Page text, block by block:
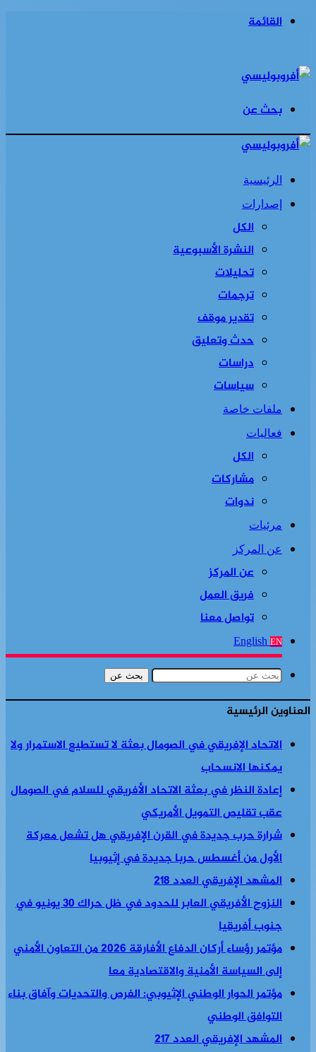
القائمة
بحث عن
الرئيسية
إصدارات
الكل
النشرة الأسبوعية
تحليلات
ترجمات
تقدير موقف
حدث وتعليق
دراسات
سياسات
ملفات خاصة
فعاليات
الكل
مشاركات
ندوات
مرئيات
عن المركز
عن المركز
فريق العمل
تواصل معنا
English EN
بحث عن
العناوين الرئيسية
الاتحاد الإفريقي في الصومال بعثة لا تستطيع الاستمرار ولا
يمكنها الانسحاب
إعادة النظر في بعثة الاتحاد الأفريقي للسلام في الصومال
عقب تقليص التمويل الأمريكي
شرارة حرب جديدة في القرن الإفريقي هل تشعل معركة
الأول من أغسطس حربا جديدة في إثيوبيا
المشهد الإفريقي العدد 218
النزوح الأفريقي العابر للحدود في ظل حراك 30 يونيو في
جنوب أفريقيا
مؤتمر رؤساء أركان الدفاع الأفارقة 2026 من التعاون الأمني
إلى السياسة الأمنية والاقتصادية معا
مؤتمر الحوار الوطني الإثيوبي: الفرص والتحديات وآفاق بناء
التوافق الوطني
المشهد الإفريقي العدد 217